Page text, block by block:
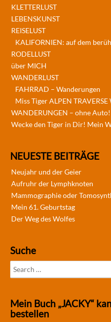
KLETTERLUST
LEBENSKUNST
REISELUST
KALIFORNIEN: auf dem
RODELLUST
über MICH
WANDERLUST
FAHRRAD – Wanderungen
Miss Tiger ALPEN
WANDERUNGEN – ohne Auto!
Wecke den Tiger in Dir! Mein
NEUESTE BEITRÄGE
Neujahr und der Geier
Aufruhr der Lymphknoten
Mammographie oder
Mein 61. Geburtstag
Der Weg des Wolfes
Suche
Search
for:
Mein Buch „JACKY“
bestellen